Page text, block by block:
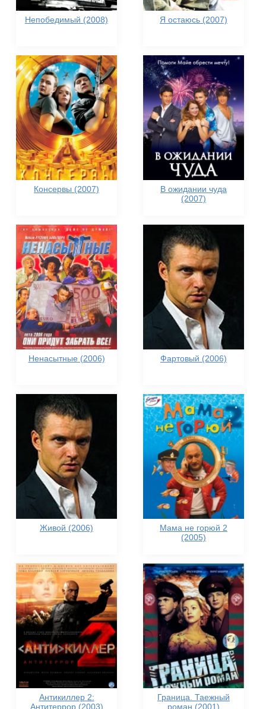
Непобедимый (2008) Я остаюсь (2007)
Консервы (2007)
В ожидании чуда
(2007)
Ненасытные (2006) Фартовый (2006)
Живой (2006)
Мама не горюй 2
(2005)
Антикиллер 2:
Антитеррор (2003)
Граница. Таежный
роман (2001)